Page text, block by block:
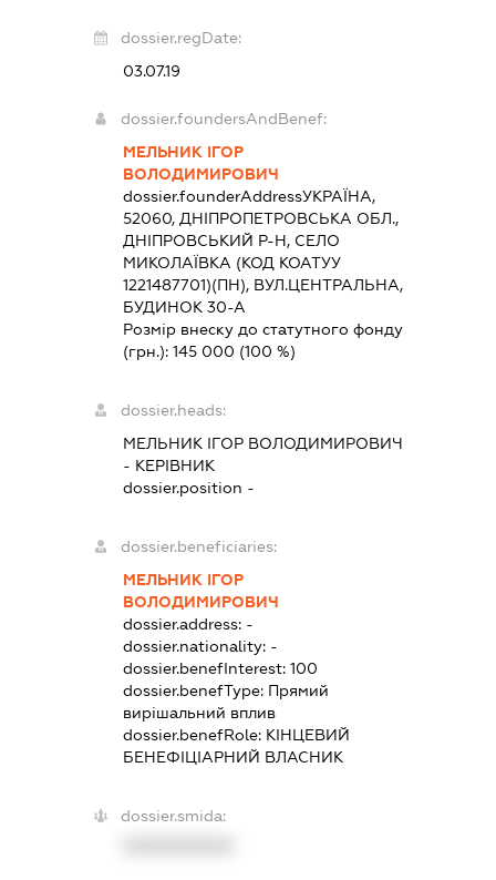
dossier.regDate:
03.07.19
dossier.foundersAndBenef:
МЕЛЬНИК ІГОР
ВОЛОДИМИРОВИЧ
dossier.founderAddressУКРАЇНА,
52060, ДНІПРОПЕТРОВСЬКА ОБЛ.,
ДНІПРОВСЬКИЙ Р-Н, СЕЛО
МИКОЛАЇВКА (КОД КОАТУУ
1221487701)(ПН), ВУЛ.ЦЕНТРАЛЬНА,
БУДИНОК 30-А
Розмір внеску до статутного фонду
(грн.):145 000 (100 %)
dossier.heads:
МЕЛЬНИК ІГОР ВОЛОДИМИРОВИЧ
- КЕРІВНИК
dossier.position -
dossier.beneficiaries:
МЕЛЬНИК ІГОР
ВОЛОДИМИРОВИЧ
dossier.address: -
dossier.nationality: -
dossier.benefInterest:100
dossier.benefType: Прямий
вирішальний вплив
dossier.benefRole: КІНЦЕВИЙ
БЕНЕФІЦІАРНИЙ ВЛАСНИК
dossier.smida: